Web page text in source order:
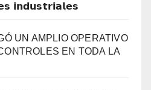
𝗶𝗻𝗱𝘂𝘀𝘁𝗿𝗶𝗮𝗹𝗲𝘀
UN AMPLIO OPERATIVO
EN TODA LA